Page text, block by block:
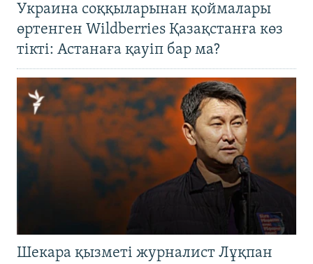
Украина соққыларынан қоймалары
өртенген Wildberries Қазақстанға көз
тікті: Астанаға қауіп бар ма?
Шекара қызметі журналист Лұқпан